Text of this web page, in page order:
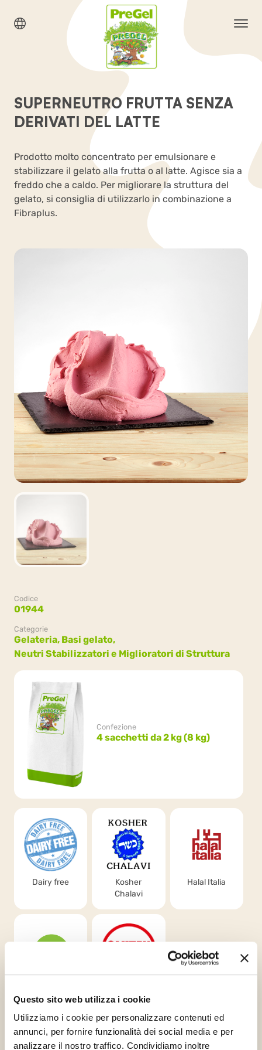
Questo sito web utilizza i cookie
Utilizziamo i cookie per personalizzare contenuti ed
annunci, per fornire funzionalità dei social media e per
analizzare il nostro traffico. Condividiamo inoltre
SUPERNEUTRO FRUTTA SENZA
DERIVATI DEL LATTE
Prodotto molto concentrato per emulsionare e
stabilizzare il gelato alla frutta o al latte. Agisce sia a
freddo che a caldo. Per migliorare la struttura del
gelato, si consiglia di utilizzarlo in combinazione a
Fibraplus.
Codice
01944
Categorie
Gelateria, Basi gelato,
Neutri Stabilizzatori e Miglioratori di Struttura
Confezione
4 sacchetti da 2 kg (8 kg)
Dairy free
Kosher
Chalavi
Halal Italia
Tale prodotto è fabbricato e confezionato in una struttura che
contiene prodotti con arachidi e prodotti derivati, frumento/glutine,
prodotti a base di uova, latticini, prodotti a base di soia e di noci e